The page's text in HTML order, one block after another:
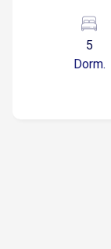
andar - 1
segurança - Cozinha interna (móveis planejados)
e sala
banheiros
5
Dorm.